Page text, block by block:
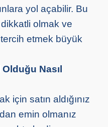
yol açabilir. Bu
olmak ve
tercih etmek büyük
Nasıl
için satın aldığınız
emin olmanız